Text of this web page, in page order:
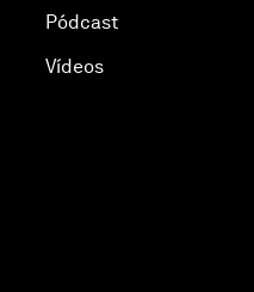
Pódcast
Vídeos